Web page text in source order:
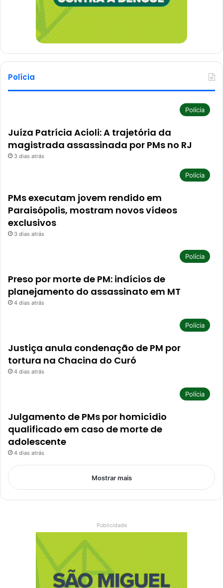
Polícia
Polícia
Juíza Patrícia Acioli: A trajetória da
magistrada assassinada por PMs no RJ
3 dias atrás
Polícia
PMs executam jovem rendido em
Paraisópolis, mostram novos vídeos
exclusivos
3 dias atrás
Polícia
Preso por morte de PM: indícios de
planejamento do assassinato em MT
4 dias atrás
Polícia
Justiça anula condenação de PM por
tortura na Chacina do Curó
4 dias atrás
Polícia
Julgamento de PMs por homicídio
qualificado em caso de morte de
adolescente
4 dias atrás
Mostrar mais
Publicidade